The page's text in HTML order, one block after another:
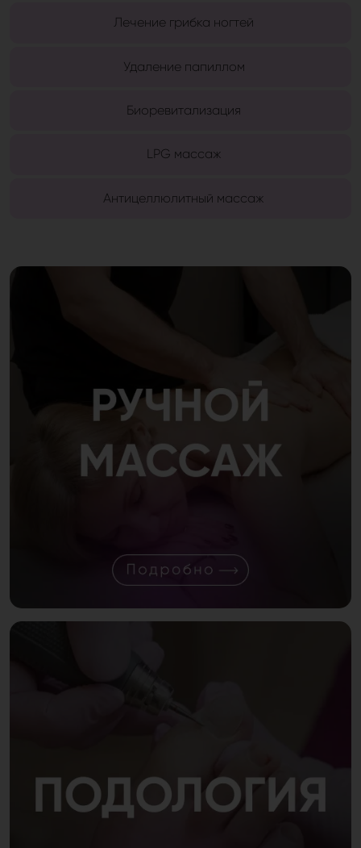
Лечение грибка ногтей
Удаление папиллом
Биоревитализация
LPG массаж
Антицеллюлитный массаж